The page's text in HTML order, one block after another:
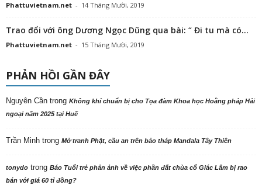
Phattuvietnam.net - 14 Tháng Mười, 2019
Trao đổi với ông Dương Ngọc Dũng qua bài: “ Đi tu mà có...
Phattuvietnam.net - 15 Tháng Mười, 2019
PHẢN HỒI GẦN ĐÂY
Nguyên Cần trong Không khí chuẩn bị cho Tọa đàm Khoa học Hoằng pháp Hải
ngoại năm 2025 tại Huế
Trần Minh trong Mở tranh Phật, cầu an trên bảo tháp Mandala Tây Thiên
tonydo trong Báo Tuổi trẻ phản ảnh về việc phần đất chùa cổ Giác Lâm bị rao
bán với giá 60 tỉ đồng?